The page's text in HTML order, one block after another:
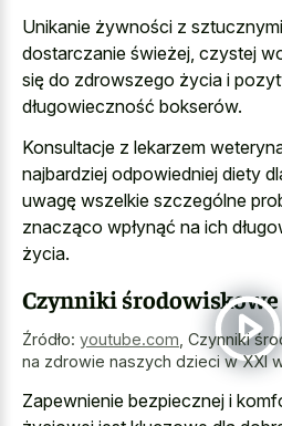
Unikanie żywności z
dostarczanie świeżej, czystej
się do zdrowszego życia i
długowieczność bokserów.
Konsultacje z lekarzem
najbardziej odpowiedniej diety
uwagę wszelkie szczególne
znacząco wpłynąć na ich
życia.
Czynniki środowiskowe
Źródło: youtube.com, Czynniki
na zdrowie naszych dzieci w XXI
Zapewnienie bezpiecznej i